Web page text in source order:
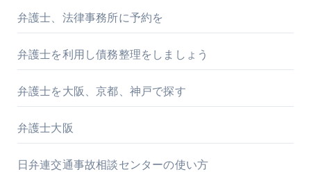
弁護士、法律事務所に予約を
弁護士を利用し債務整理をしましょう
弁護士を大阪、京都、神戸で探す
弁護士大阪
日弁連交通事故相談センターの使い方